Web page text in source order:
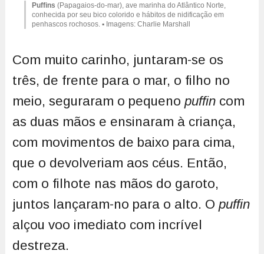
Puffins (Papagaios-do-mar), ave marinha do Atlântico Norte,
conhecida por seu bico colorido e hábitos de nidificação em
penhascos rochosos. ▪ Imagens: Charlie Marshall
Com muito carinho, juntaram-se os
três, de frente para o mar, o filho no
meio, seguraram o pequeno puffincom
as duas mãos e ensinaram à criança,
com movimentos de baixo para cima,
que o devolveriam aos céus. Então,
com o filhote nas mãos do garoto,
juntos lançaram-no para o alto. O puffin
alçou voo imediato com incrível
destreza.